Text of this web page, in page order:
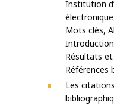
Institution
Mots clés,
Résultats
Références
Les